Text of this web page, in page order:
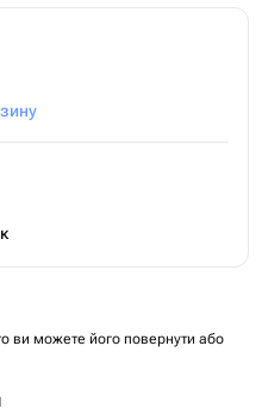
ви можете його повернути або